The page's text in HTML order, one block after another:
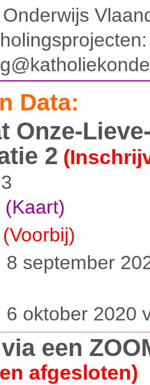
Data:
Onze-
2
(Kaart)
(Voorbij)
8 september
6 oktober 2020
een
afgesloten)